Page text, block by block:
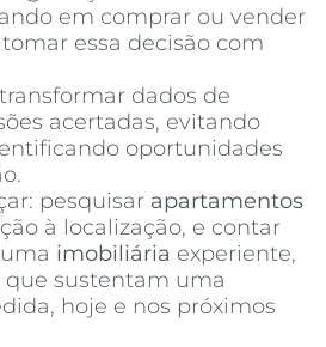
em comprar ou vender
essa decisão com
dados de
acertadas, evitando
oportunidades
pesquisar apartamentos
à localização, e contar
imobiliária experiente,
que sustentam uma
hoje e nos próximos